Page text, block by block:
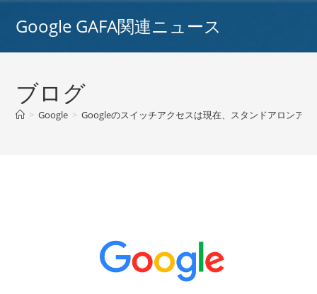
Google GAFA関連ニュース
ブログ
> Google > Googleのスイッチアクセスは現在、スタンドアロンア